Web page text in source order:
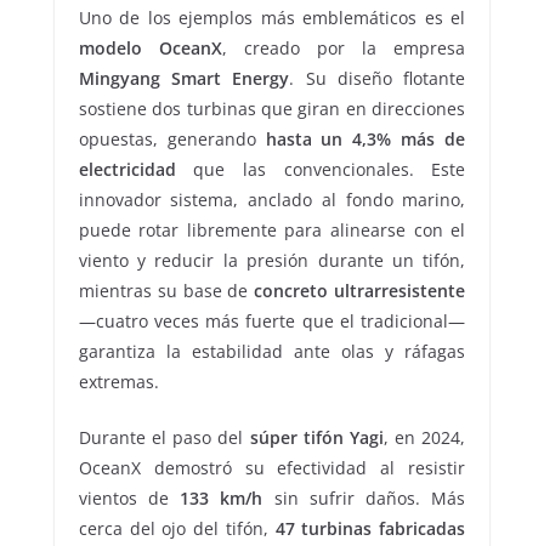
Uno de los ejemplos más emblemáticos es el
modelo OceanX, creado por la empresa
Mingyang Smart Energy. Su diseño flotante
sostiene dos turbinas que giran en direcciones
opuestas, generando hasta un 4,3% más de
electricidad que las convencionales. Este
innovador sistema, anclado al fondo marino,
puede rotar libremente para alinearse con el
viento y reducir la presión durante un tifón,
mientras su base deconcreto ultrarresistente
—cuatro veces más fuerte que el tradicional—
garantiza la estabilidad ante olas y ráfagas
extremas.
Durante el paso del súper tifón Yagi, en 2024,
OceanX demostró su efectividad al resistir
vientos de 133 km/h sin sufrir daños. Más
cerca del ojo del tifón, 47 turbinas fabricadas